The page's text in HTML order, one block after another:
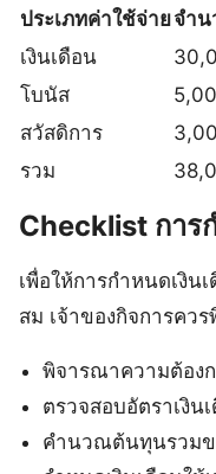
ประเภทค่าใช้จ่ายจำน
เงินเดือน
โบนัส
สวัสดิการ
รวม
Checklist การ
เพื่อให้การกำหนดเงิน
สม เจ้าของกิจการคว
พิจารณาความต้อง
ตรวจสอบอัตราเงิน
คำนวณต้นทุนรวมข